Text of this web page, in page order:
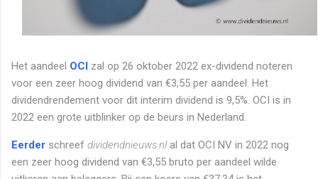
Het aandeel OCI zal op 26 oktober 2022 ex-dividend noteren
voor een zeer hoog dividend van €3,55 per aandeel. Het
dividendrendement voor dit interim dividend is 9,5%. OCI is in
2022 een grote uitblinker op de beurs in Nederland.
Eerder schreef dividendnieuws.nl al dat OCI NV in 2022 nog
een zeer hoog dividend van €3,55 bruto per aandeel wilde